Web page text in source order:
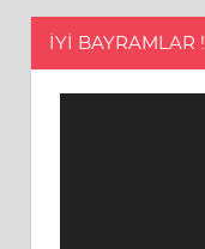
İYI BAYRAMLAR !